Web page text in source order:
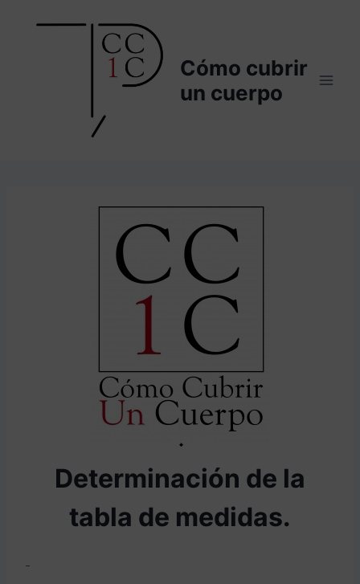
Cómo cubrir
un cuerpo
Determinación de la
tabla de medidas.